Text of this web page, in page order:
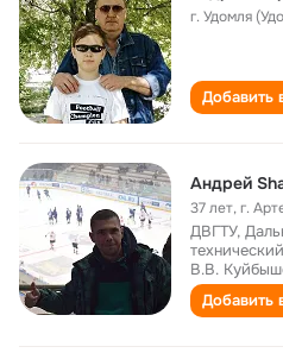
г. Удомля
Добавить
Андрей
37 лет,г.
ДВГТУ,
В.В.
Добавить